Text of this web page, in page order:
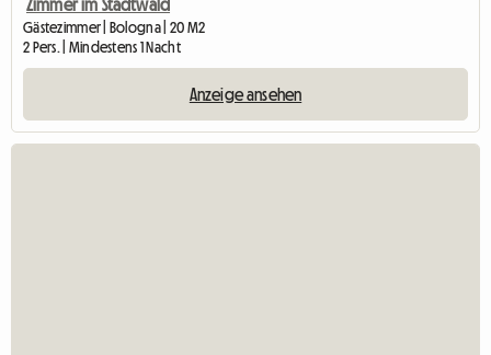
Zimmer im Stadtwald
Gästezimmer | Bologna | 20 M2
2 Pers. | Mindestens 1 Nacht
Anzeige ansehen